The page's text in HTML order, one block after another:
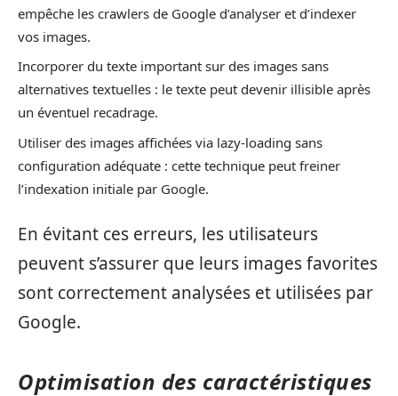
empêche les crawlers de Google d’analyser et d’indexer
vos images.
Incorporer du texte important sur des images sans
alternatives textuelles : le texte peut devenir illisible après
un éventuel recadrage.
Utiliser des images affichées via lazy-loading sans
configuration adéquate : cette technique peut freiner
l’indexation initiale par Google.
En évitant ces erreurs, les utilisateurs
peuvent s’assurer que leurs images favorites
sont correctement analysées et utilisées par
Google.
Optimisation des caractéristiques